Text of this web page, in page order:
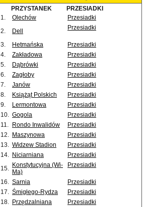
PRZYSTANEK
PRZESIADKI
1.
Olechów
Przesiadki
2. Dell Przesiadki
3. Hetmańska
Przesiadki
4. Zakładowa
Przesiadki
5. Dąbrówki
Przesiadki
6. Zagłoby
Przesiadki
7. Janów
Przesiadki
8. Książąt Polskich
Przesiadki
9. Lermontowa
Przesiadki
10. Gogola
Przesiadki
11. Rondo Inwalidów
Przesiadki
12. Maszynowa
Przesiadki
13. Widzew Stadion
Przesiadki
14. Niciarniana
Przesiadki
15. Konstytucyjna (Wi-
Ma)
Przesiadki
16. Sarnia
Przesiadki
17. Śmigłego-Rydza
Przesiadki
18. Przędzalniana Przesiadki